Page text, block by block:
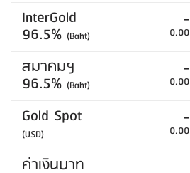
InterGold
96.5% (Baht)
-
0.00
สมาคมฯ
96.5% (Baht)
-
0.00
Gold Spot
(USD)
-
0.00
ค่าเงินบาท